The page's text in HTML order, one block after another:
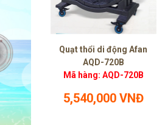
Quạt thổi di động Afan
AQD-720B
Mã hàng: AQD-720B
5,540,000 VNĐ